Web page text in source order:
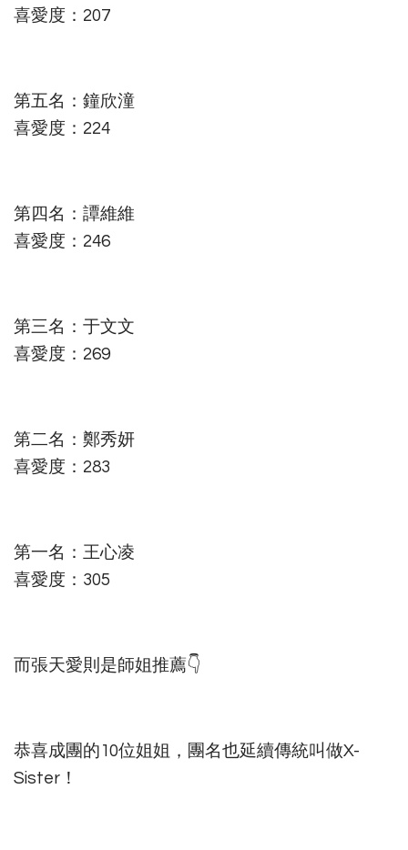
喜愛度：207
第五名：鐘欣潼
喜愛度：224
第四名：譚維維
喜愛度：246
第三名：于文文
喜愛度：269
第二名：鄭秀妍
喜愛度：283
第一名：王心凌
喜愛度：305
而張天愛則是師姐推薦👇
恭喜成團的10位姐姐，團名也延續傳統叫做X-
Sister！